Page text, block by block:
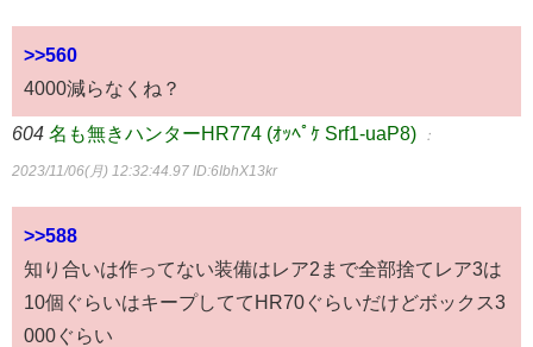
>>560
4000減らなくね？
604 名も無きハンターHR774 (ｵｯﾍﾟｹ Srf1-uaP8) ：
2023/11/06(月) 12:32:44.97 ID:6IbhX13kr
>>588
知り合いは作ってない装備はレア2まで全部捨てレア3は
10個ぐらいはキープしててHR70ぐらいだけどボックス3
000ぐらい